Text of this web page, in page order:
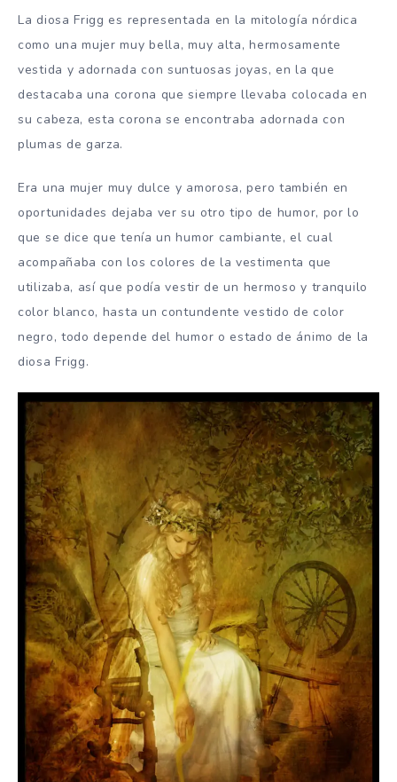
La diosa Frigg es representada en la mitología nórdica
como una mujer muy bella, muy alta, hermosamente
vestida y adornada con suntuosas joyas, en la que
destacaba una corona que siempre llevaba colocada en
su cabeza, esta corona se encontraba adornada con
plumas de garza.
Era una mujer muy dulce y amorosa, pero también en
oportunidades dejaba ver su otro tipo de humor, por lo
que se dice que tenía un humor cambiante, el cual
acompañaba con los colores de la vestimenta que
utilizaba, así que podía vestir de un hermoso y tranquilo
color blanco, hasta un contundente vestido de color
negro, todo depende del humor o estado de ánimo de la
diosa Frigg.